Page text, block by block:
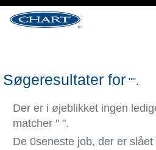
Søgeresultater for "".
Der er i øjeblikket ingen
matcher " ".
De 0seneste job, der er